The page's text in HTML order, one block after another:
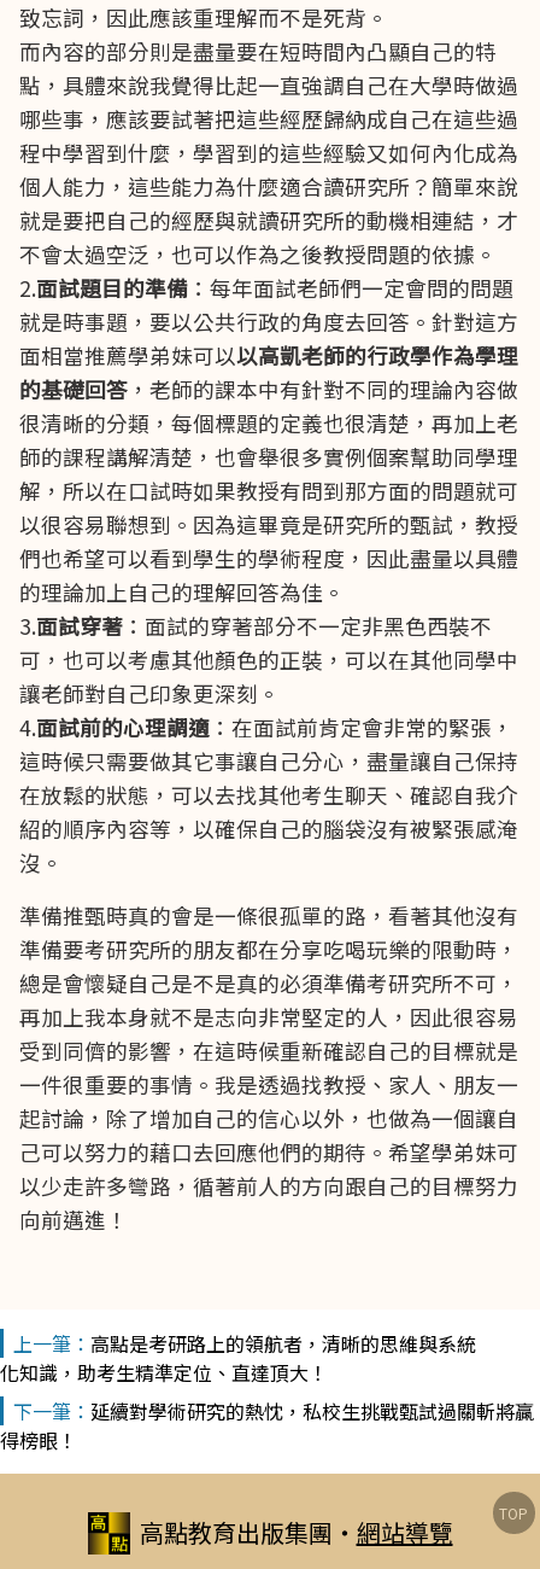
致忘詞，因此應該重理解而不是死背。
而內容的部分則是盡量要在短時間內凸顯自己的特
點，具體來說我覺得比起一直強調自己在大學時做過
哪些事，應該要試著把這些經歷歸納成自己在這些過
程中學習到什麼，學習到的這些經驗又如何內化成為
個人能力，這些能力為什麼適合讀研究所？簡單來說
就是要把自己的經歷與就讀研究所的動機相連結，才
不會太過空泛，也可以作為之後教授問題的依據。
2.面試題目的準備 ：每年面試老師們一定會問的問題
就是時事題，要以公共行政的角度去回答。針對這方
面相當推薦學弟妹可以以高凱老師的行政學作為學理
的基礎回答 ，老師的課本中有針對不同的理論內容做
很清晰的分類，每個標題的定義也很清楚，再加上老
師的課程講解清楚，也會舉很多實例個案幫助同學理
解，所以在口試時如果教授有問到那方面的問題就可
以很容易聯想到。因為這畢竟是研究所的甄試，教授
們也希望可以看到學生的學術程度，因此盡量以具體
的理論加上自己的理解回答為佳。
3.面試穿著 ：面試的穿著部分不一定非黑色西裝不
可，也可以考慮其他顏色的正裝，可以在其他同學中
讓老師對自己印象更深刻。
4.面試前的心理調適 ：在面試前肯定會非常的緊張，
這時候只需要做其它事讓自己分心，盡量讓自己保持
在放鬆的狀態，可以去找其他考生聊天、確認自我介
紹的順序內容等，以確保自己的腦袋沒有被緊張感淹
沒。
準備推甄時真的會是一條很孤單的路，看著其他沒有
準備要考研究所的朋友都在分享吃喝玩樂的限動時，
總是會懷疑自己是不是真的必須準備考研究所不可，
再加上我本身就不是志向非常堅定的人，因此很容易
受到同儕的影響，在這時候重新確認自己的目標就是
一件很重要的事情。我是透過找教授、家人、朋友一
起討論，除了增加自己的信心以外，也做為一個讓自
己可以努力的藉口去回應他們的期待。希望學弟妹可
以少走許多彎路，循著前人的方向跟自己的目標努力
向前邁進！
高點是考研路上的領航者，清晰的思維與系統
化知識，助考生精準定位、直達頂大！
延續對學術研究的熱忱，私校生挑戰甄試過關斬將贏
得榜眼！
高點教育出版集團 ‧ 網站導覽
TOP